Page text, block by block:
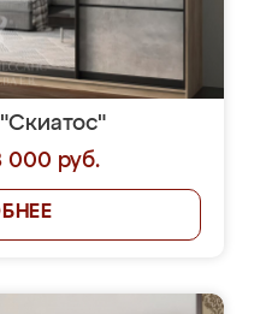
000 руб.